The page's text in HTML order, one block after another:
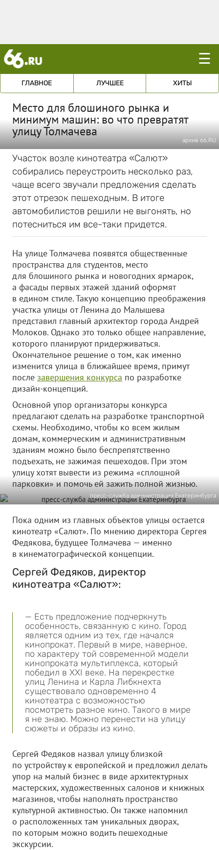
☰
ГЛАВНОЕ ЛУЧШЕЕ ХИТЫ
Место для блошиного рынка и
минимум машин: во что превратят
улицу Толмачева
архив 66.RU
Участок возле кинотеатра «Салют»
собирались переустроить несколько раз,
чаще всего звучали предложения сделать
этот отрезок пешеходным. В итоге
автомобилистов решили не выгонять, но
потесниться им все-таки придется.
На улице Толмачева появятся общественные
пространства для студентов, место
для блошиного рынка и новогодних ярмарок,
а фасады первых этажей зданий оформят
в едином стиле. Такую концепцию преображения
участка улицы от Ленина до Малышева
представил главный архитектор города Андрей
Молоков. Однако это только общее направление,
которого планируют придерживаться.
Окончательное решение о том, как именно
изменится улица в ближайшее время, примут
после завершения конкурса по разработке
дизайн-концепций.
Основной упор организаторы конкурса
предлагают сделать на разработке транспортной
схемы. Необходимо, чтобы ко всем жилым
домам, коммерческим и административным
зданиям можно было беспрепятственно
подъехать, не зажимая пешеходов. При этом
улицу хотят вывести из режима «сплошной
парковки» и помочь ей зажить полной жизнью.
пресс-служба администрации Екатеринбурга
Пока одним из главных объектов улицы остается
кинотеатр «Салют». По мнению директора Сергея
Федякова, будущее Толмачева — именно
в кинематографической концепции.
Сергей Федяков, директор
кинотеатра «Салют»:
— Есть предложение подчеркнуть
особенность, связанную с кино. Город
является одним из тех, где начался
кинопрокат. Первый в мире, наверное,
по характеру той современной модели
кинопроката мультиплекса, который
победил в XXI веке. На перекрестке
улиц Ленина и Карла Либкнехта
существовало одновременно 4
кинотеатра с возможностью
посмотреть разное кино. Такого в мире
я не знаю. Можно перенести на улицу
сюжеты и образы из кино.
Сергей Федяков назвал улицу близкой
по устройству к европейской и предложил делать
упор на малый бизнес в виде архитектурных
мастерских, художественных салонов и книжных
магазинов, чтобы наполнять пространство
культурной активностью. Он также напомнил
о расположенных там уникальных дворах,
по которым можно водить пешеходные
экскурсии.